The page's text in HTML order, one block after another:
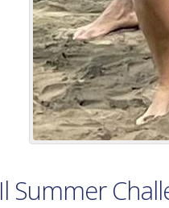
Il Summer